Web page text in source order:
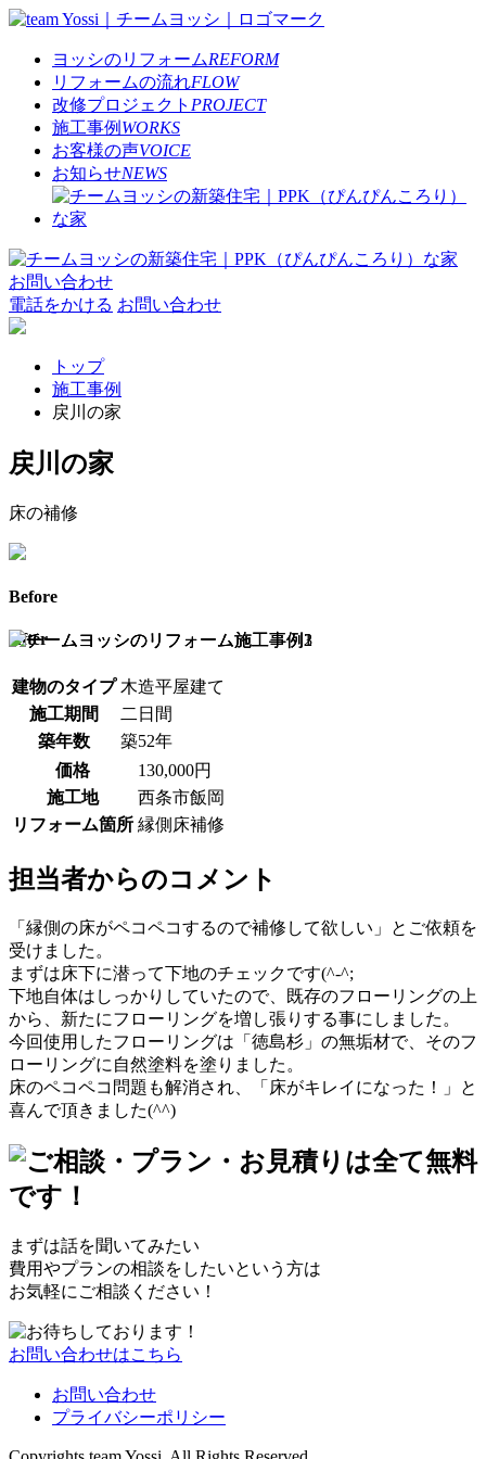
ヨッシのリフォームREFORM
リフォームの流れFLOW
改修プロジェクト PROJECT
施工事例 WORKS
お客様の声VOICE
お知らせNEWS
お問い合わせ
電話をかける お問い合わせ
トップ
施工事例
戻川の家
戻川の家
床の補修
Before
After
建物のタイプ 木造平屋建て
施工期間
二日間
築年数
築52年
価格
130,000円
施工地
西条市飯岡
リフォーム箇所 縁側床補修
担当者からのコメント
「縁側の床がペコペコするので補修して欲しい」とご依頼を
受けました。
まずは床下に潜って下地のチェックです(^-^;
下地自体はしっかりしていたので、既存のフローリングの上
から、新たにフローリングを増し張りする事にしました。
今回使用したフローリングは「徳島杉」の無垢材で、そのフ
ローリングに自然塗料を塗りました。
床のペコペコ問題も解消され、「床がキレイになった！」と
喜んで頂きました(^^)
まずは話を聞いてみたい
費用やプランの相談をしたいという方は
お気軽にご相談ください！
お問い合わせはこちら
お問い合わせ
プライバシーポリシー